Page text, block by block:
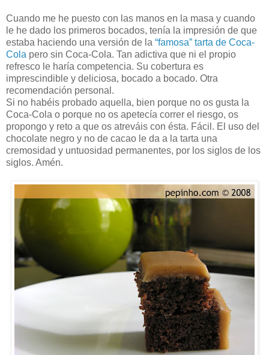
Cuando me he puesto con las manos en la masa y cuando
le he dado los primeros bocados, tenía la impresión de que
estaba haciendo una versión de la “famosa” tarta de Coca-
Cola pero sin Coca-Cola. Tan adictiva que ni el propio
refresco le haría competencia. Su cobertura es
imprescindible y deliciosa, bocado a bocado. Otra
recomendación personal.
Si no habéis probado aquella, bien porque no os gusta la
Coca-Cola o porque no os apetecía correr el riesgo, os
propongo y reto a que os atreváis con ésta. Fácil. El uso del
chocolate negro y no de cacao le da a la tarta una
cremosidad y untuosidad permanentes, por los siglos de los
siglos. Amén.